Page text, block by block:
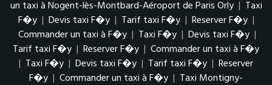
un taxi à Nogent-lès-Montbard-Aéroport de Paris Orly | Taxi
F�y | Devis taxi F�y | Tarif taxi F�y | Reserver F�y |
Commander un taxi à F�y | Taxi F�y | Devis taxi F�y |
Tarif taxi F�y | Reserver F�y | Commander un taxi à F�y
| Taxi F�y | Devis taxi F�y | Tarif taxi F�y | Reserver
F�y | Commander un taxi à F�y | Taxi Montigny-